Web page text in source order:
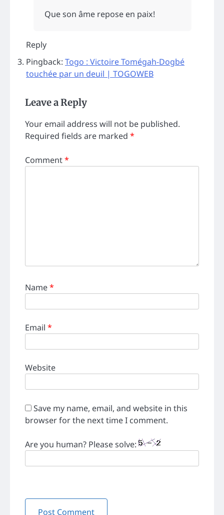
Que son âme repose en paix!
Reply
Pingback: Togo : Victoire Tomégah-Dogbé
touchée par un deuil | TOGOWEB
Leave a Reply
Your email address will not be published.
Required fields are marked *
Comment*
Name*
Email *
Website
Save my name, email, and website in this
browser for the next time I comment.
Are you human? Please solve: